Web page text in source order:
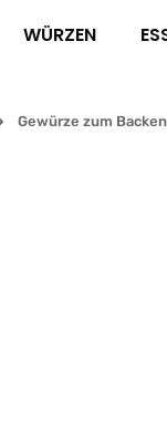
WÜRZEN
Gewürze zum Backen